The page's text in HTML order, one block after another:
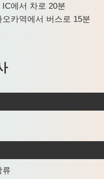
에서 차로 20분
카역에서 버스로 15분
류